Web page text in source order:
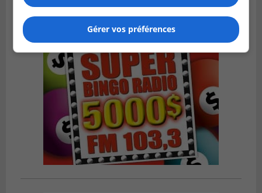
Gérer vos préférences